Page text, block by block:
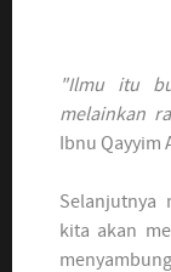
"Ilmu itu
melainkan
Ibnu Qayyim
Selanjutnya
kita akan